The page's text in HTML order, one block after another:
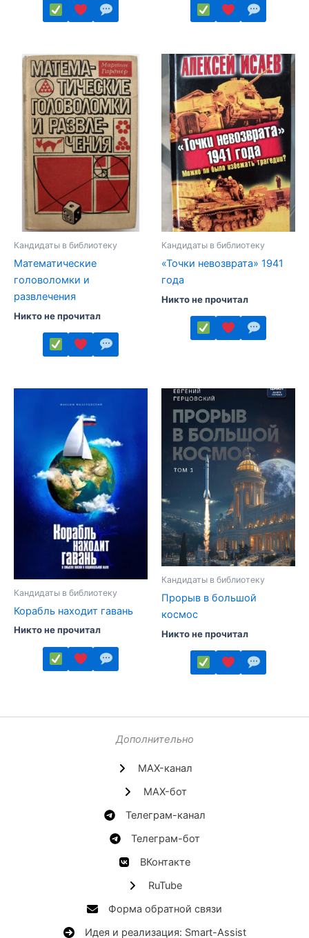
товар
имеет
несколько
вариаций.
Опции
можно
выбрать
странице
товара.
товар
имеет
несколько
вариаций.
Опции
можно
выбрать
на
странице
товара.
Кандидаты в библиотеку
Математические
головоломки и
развлечения
Никто не прочитал
товар
вариаций.
Опции
можно
выбрать
странице
Кандидаты в библиотеку
«Точки невозврата» 1941
года
Никто не прочитал
имеет
несколько
вариаций.
Опции
можно
выбрать
странице
товара.
Кандидаты в библиотеку
Корабль находит гавань
Никто не прочитал
имеет
Кандидаты в библиотеку
Прорыв в большой
космос
Никто не прочитал
несколько
Опции
можно
на
странице
Дополнительно
MAX-канал
MAX-бот
Телеграм-канал
Телеграм-бот
ВКонтакте
RuTube
Форма обратной связи
Идея и реализация: Smart-Assist